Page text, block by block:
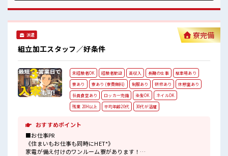
ォロー体制があるので未経験でも安心♪
派遣
組立加工スタッフ／好条件
寮完備
未経験者OK 経験者歓迎 高収入 長期の仕事
駐車場あり
寮あり
寮あり (寮費無料) 制服あり 研修あり
休憩室あり
社員食堂あり
ロッカー完備 染髪OK
ネイルOK
残業 20H以上
平均年齢20代 30代が活躍
おすすめポイント
■お仕事PR
《住まいもお仕事も同時にHET*》
家電が備え付けのワンルーム寮があります！